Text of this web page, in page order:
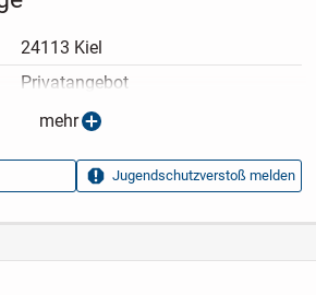
24113 Kiel
Privatangebot
12.05.2026
6df7ca22
13
mehr
Jugendschutzverstoß melden